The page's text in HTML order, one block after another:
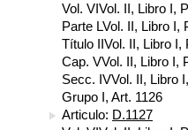
Vol. VIVol. II, Libro I,
Parte LVol. II, Libro I,
Título IIVol. II, Libro I,
Cap. VVol. II, Libro I,
Secc. IVVol. II, Libro
Grupo I, Art. 1126
Articulo: D.1127